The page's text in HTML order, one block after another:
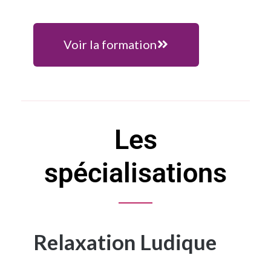
Voir la formation
Les
spécialisations
Relaxation Ludique